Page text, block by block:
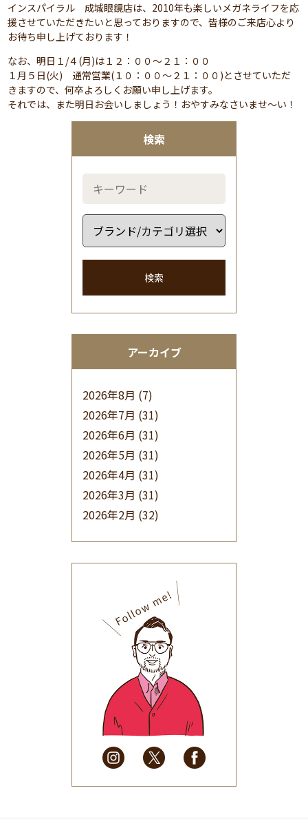
検索
検索
アーカイブ
2026年8月 (7)
2026年7月 (31)
2026年6月 (31)
2026年5月 (31)
2026年4月 (31)
2026年3月 (31)
2026年2月 (32)
(32)
2025年9月(30)
2025年8月(31)
2025年7月(37)
2025年6月(48)
2025年5月
(41)
2025年4月
(32)
2025年3月(31)
2025年2月
(28)
2025年1月
(34)
インスパイラル 成城眼鏡店は、2010年も楽しいメガネライフを応
援させていただきたいと思っておりますので、皆様のご来店心より
お待ち申し上げております！
なお、明日１/４(月)は１２：００～２１：００
１月５日(火) 通常営業(１０：００～２１：００)とさせていただ
きますので、何卒よろしくお願い申し上げます。
それでは、また明日お会いしましょう！おやすみなさいませ～い！